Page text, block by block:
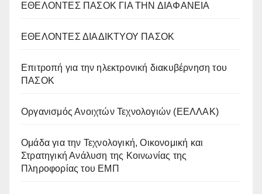
ΕΘΕΛΟΝΤΕΣ ΠΑΣΟΚ ΓΙΑ ΤΗΝ ΔΙΑΦΑΝΕΙΑ
ΕΘΕΛΟΝΤΕΣ ΔΙΑΔΙΚΤΥΟΥ ΠΑΣΟΚ
Επιτροπή για την ηλεκτρονική διακυβέρνηση του
ΠΑΣΟΚ
Οργανισμός Ανοιχτών Τεχνολογιών (ΕΕΛΛΑΚ)
Oμάδα για την Τεχνολογική, Οικονομική και
Στρατηγική Ανάλυση της Κοινωνίας της
Πληροφορίας του ΕΜΠ